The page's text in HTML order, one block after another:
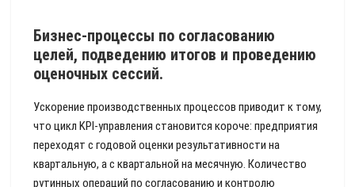
Бизнес-процессы по согласованию
целей, подведению итогов и проведению
оценочных сессий.
Ускорение производственных процессов приводит к тому,
что цикл KPI-управления становится короче: предприятия
переходят с годовой оценки результативности на
квартальную, а с квартальной на месячную. Количество
рутинных операций по согласованию и контролю